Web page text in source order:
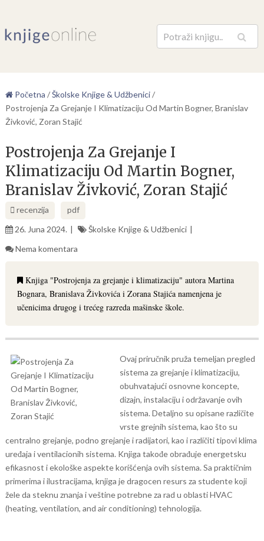
Pretraga
Početna /Školske Knjige & Udžbenici/
Postrojenja Za Grejanje I Klimatizaciju Od Martin Bogner, Branislav
Živković, Zoran Stajić
Postrojenja Za Grejanje I
Klimatizaciju Od Martin Bogner,
Branislav Živković, Zoran Stajić
recenzija
pdf
26. Juna 2024.
Školske Knjige & Udžbenici
Nema komentara
Knjiga "Postrojenja za grejanje i klimatizaciju" autora Martina
Bognara, Branislava Živkovića i Zorana Stajića namenjena je
učenicima drugog i trećeg razreda mašinske škole.
Ovaj priručnik pruža temeljan pregled
sistema za grejanje i klimatizaciju,
obuhvatajući osnovne koncepte,
dizajn, instalaciju i održavanje ovih
sistema. Detaljno su opisane različite
vrste grejnih sistema, kao što su
centralno grejanje, podno grejanje i radijatori, kao i različiti tipovi klima
uređaja i ventilacionih sistema. Knjiga takođe obrađuje energetsku
efikasnost i ekološke aspekte korišćenja ovih sistema. Sa praktičnim
primerima i ilustracijama, knjiga je dragocen resurs za studente koji
žele da steknu znanja i veštine potrebne za rad u oblasti HVAC
(heating, ventilation, and air conditioning) tehnologija.